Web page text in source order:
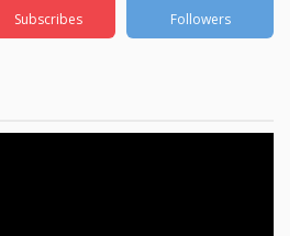
Subscribes Followers